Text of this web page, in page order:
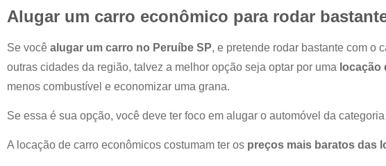
Alugar um carro econômico para rodar
Se você alugar um carro no Peruíbe SP, e pretende rodar bastante com o
outras cidades da região, talvez a melhor opção seja optar por uma locação
menos combustível e economizar uma grana.
Se essa é sua opção, você deve ter foco em alugar o automóvel da
A locação de carro econômicos costumam ter os preços mais baratos das